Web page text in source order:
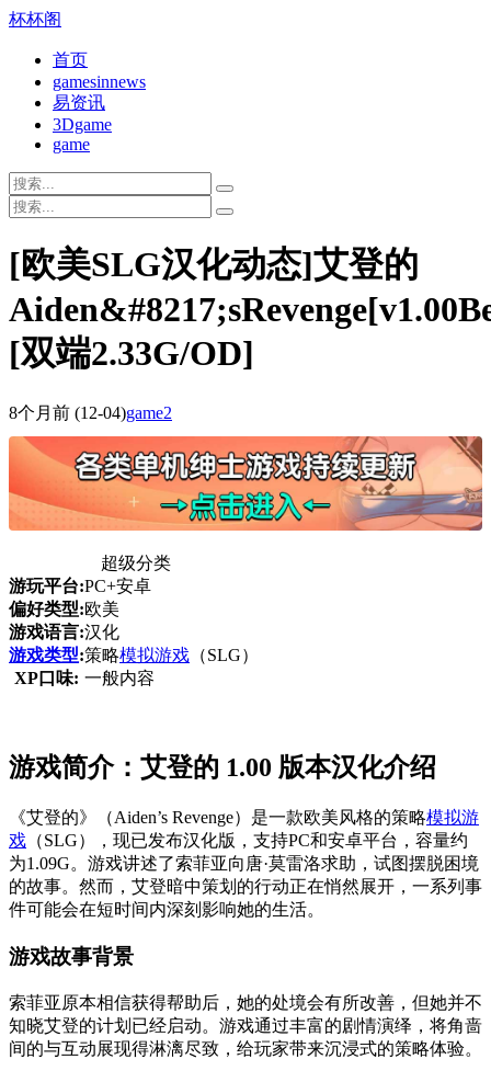
杯杯阁
首页
gamesinnews
易资讯
3Dgame
game
[欧美SLG汉化动态]艾登的
[双端2.33G/OD]
8个月前 (12-04)game2
超级分类
游玩平台:PC+安卓
偏好类型:欧美
游戏语言:汉化
游戏类型:策略模拟游戏 （SLG）
XP口味: 一般内容
游戏简介：艾登的 1.00 版本汉化介绍
《艾登的》（Aiden’s Revenge）是一款欧美风格的策略模拟游
戏 （SLG），现已发布汉化版，支持PC和安卓平台，容量约
为1.09G。游戏讲述了索菲亚向唐·莫雷洛求助，试图摆脱困境
的故事。然而，艾登暗中策划的行动正在悄然展开，一系列事
件可能会在短时间内深刻影响她的生活。
游戏故事背景
索菲亚原本相信获得帮助后，她的处境会有所改善，但她并不
知晓艾登的计划已经启动。游戏通过丰富的剧情演绎，将角啬
间的与互动展现得淋漓尽致，给玩家带来沉浸式的策略体验。